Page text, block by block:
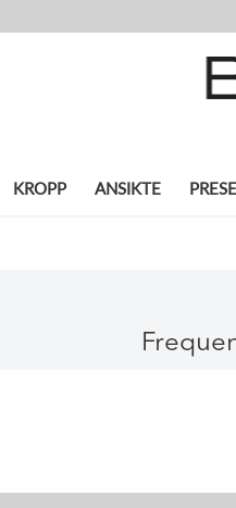
KROPP ANSIKTE